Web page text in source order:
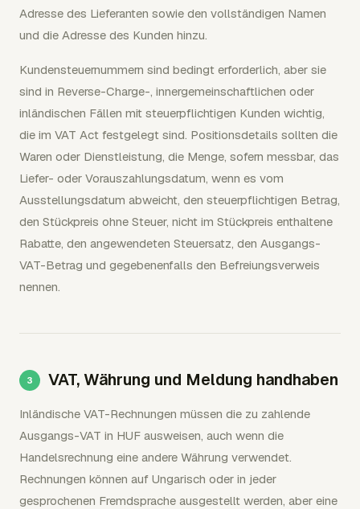
Adresse des Lieferanten sowie den vollständigen Namen
und die Adresse des Kunden hinzu.
Kundensteuernummern sind bedingt erforderlich, aber sie
sind in Reverse-Charge-, innergemeinschaftlichen oder
inländischen Fällen mit steuerpflichtigen Kunden wichtig,
die im VAT Act festgelegt sind. Positionsdetails sollten die
Waren oder Dienstleistung, die Menge, sofern messbar, das
Liefer- oder Vorauszahlungsdatum, wenn es vom
Ausstellungsdatum abweicht, den steuerpflichtigen Betrag,
den Stückpreis ohne Steuer, nicht im Stückpreis enthaltene
Rabatte, den angewendeten Steuersatz, den Ausgangs-
VAT-Betrag und gegebenenfalls den Befreiungsverweis
nennen.
VAT, Währung und Meldung handhaben
Inländische VAT-Rechnungen müssen die zu zahlende
Ausgangs-VAT in HUF ausweisen, auch wenn die
Handelsrechnung eine andere Währung verwendet.
Rechnungen können auf Ungarisch oder in jeder
gesprochenen Fremdsprache ausgestellt werden, aber eine